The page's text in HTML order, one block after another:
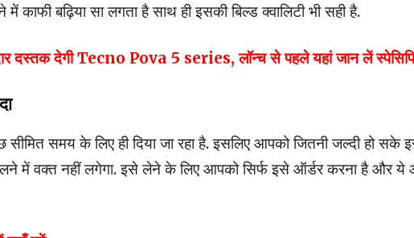
काफी बढ़िया सा लगता है साथ ही इसकी बिल्ड क्वालिटी भी सही है.
दस्तक देगी Tecno Pova 5 series, लॉन्च से पहले यहां जान लें
समय के लिए ही दिया जा रहा है. इसलिए आपको जितनी जल्दी हो सके
में वक्त नहीं लगेगा. इसे लेने के लिए आपको सिर्फ इसे ऑर्डर करना है और ये